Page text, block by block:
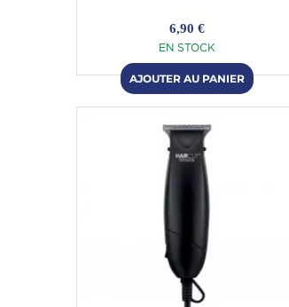
6,90 €
EN STOCK